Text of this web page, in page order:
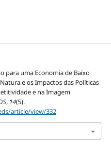
para uma Economia de Baixo
e os Impactos das Políticas
e na Imagem
, 14(5).
article/view/332